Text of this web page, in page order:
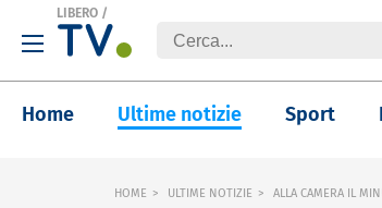
LIBERO /
Home Ultime notizie Sport
HOME ULTIME NOTIZIE ALLA CAMERA IL